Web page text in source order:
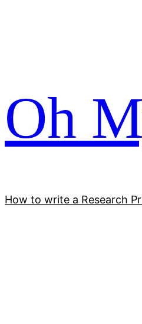
Oh
How to write a Research